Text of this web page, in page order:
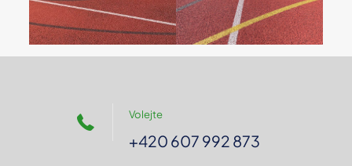
Volejte
+420 607 992 873